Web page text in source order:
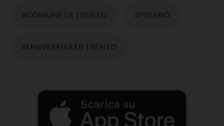
#COMUNE DI TRENTO #PREMIO
#UNIVERSITÀ DI TRENTO